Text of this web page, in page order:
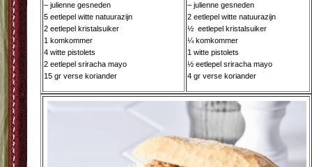
– julienne gesneden
5 eetlepel witte natuurazijn
2 eetlepel kristalsuiker
1 komkommer
4 witte pistolets
2 eetlepel sriracha mayo
15 gr verse koriander
– julienne gesneden
2 eetlepel witte natuurazijn
½ eetlepel kristalsuiker
¼ komkommer
1 witte pistolets
½ eetlepel sriracha mayo
4 gr verse koriander